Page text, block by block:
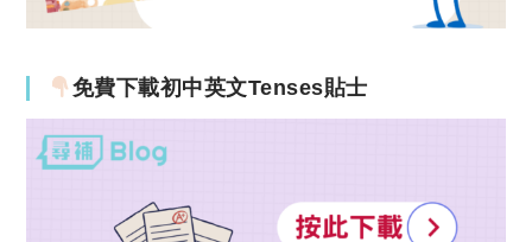
免費下載初中英文Tenses貼士